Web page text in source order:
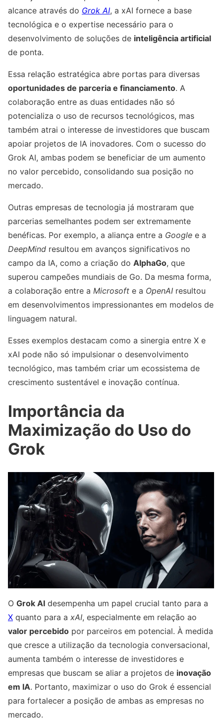
alcance através do Grok AI, a xAI fornece a base
tecnológica e o expertise necessário para o
desenvolvimento de soluções de inteligência artificial
de ponta.
Essa relação estratégica abre portas para diversas
oportunidades de parceria e financiamento. A
colaboração entre as duas entidades não só
potencializa o uso de recursos tecnológicos, mas
também atrai o interesse de investidores que buscam
apoiar projetos de IA inovadores. Com o sucesso do
Grok AI, ambas podem se beneficiar de um aumento
no valor percebido, consolidando sua posição no
mercado.
Outras empresas de tecnologia já mostraram que
parcerias semelhantes podem ser extremamente
benéficas. Por exemplo, a aliança entre a Google e a
DeepMind resultou em avanços significativos no
campo da IA, como a criação do AlphaGo, que
superou campeões mundiais de Go. Da mesma forma,
a colaboração entre a Microsoft e a OpenAI resultou
em desenvolvimentos impressionantes em modelos de
linguagem natural.
Esses exemplos destacam como a sinergia entre X e
xAI pode não só impulsionar o desenvolvimento
tecnológico, mas também criar um ecossistema de
crescimento sustentável e inovação contínua.
Importância da
Maximização do Uso do
Grok
O Grok AI desempenha um papel crucial tanto para a
X quanto para a xAI, especialmente em relação ao
valor percebido por parceiros em potencial. À medida
que cresce a utilização da tecnologia conversacional,
aumenta também o interesse de investidores e
empresas que buscam se aliar a projetos de inovação
em IA. Portanto, maximizar o uso do Grok é essencial
para fortalecer a posição de ambas as empresas no
mercado.